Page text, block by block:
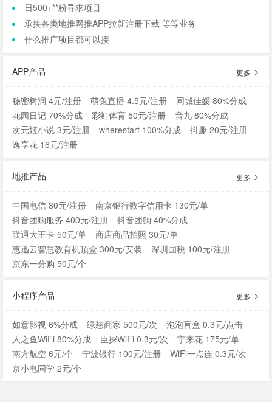
日500+**粉寻求项目
承接各类地推网推APP拉新注册下载 等等业务
什么推广项目都可以接
APP产品 更多
秘密树洞 4元/注册 萌兔直播 4.5元/注册
同城佳媛 80%分成
花园日记 70%分成
彩虹体育 50元/注册
音九 80%分成
次元姬小说 3元/注册
wherestart 100%分成
抖趣 20元/注册
逸享花 16元/注册
地推产品 更多
中国电信 80元/注册
南京银行数字信用卡 130元/单
抖音团购服务 400元/注册
抖音团购 40%分成
联通大王卡 50元/单
商店商品拍照 30元/单
惠迅云智慧教育机顶盒 300元/安装
深圳国税 100元/注册
京东一分购 50元/个
小程序产品 更多
如意影视 6%分成 绿慈商家 500元/次
泡泡盲盒 0.3元/点击
人之鱼WiFi 80%分成
臣探WiFi 0.3元/次
宁来花 175元/单
南方航空 6元/个
宁波银行 100元/注册
WiFi一点连 0.3元/次
京小电同学 2元/个